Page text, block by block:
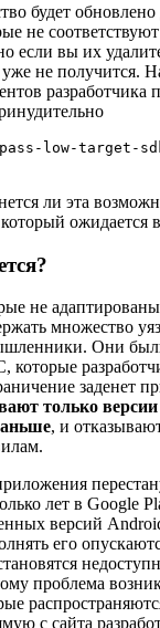
будет
не
если вы их
уже не получится.
разработчика
low-target-
ли эта
ожидается
не
множество
Они
которые
заденет
только
, и
лет в Google
версий
его
проблема
с сайта